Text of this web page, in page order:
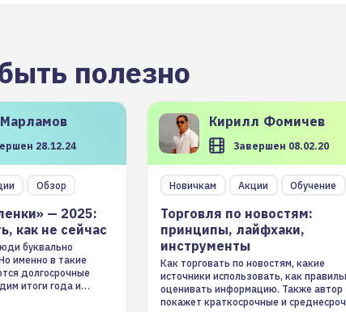
полезно
Марламов
28.12.24
Обзор
— 2025:
как не сейчас
буквально
именно в такие
долгосрочные
итоги года и
Кирилл Фомичев
Завершен 08.02.20
Новичкам Акции Обучение
Торговля по новостям:
принципы, лайфхаки,
инструменты
Как торговать по новостям, какие
источники использовать, как
оценивать информацию. Также автор
покажет краткосрочные и